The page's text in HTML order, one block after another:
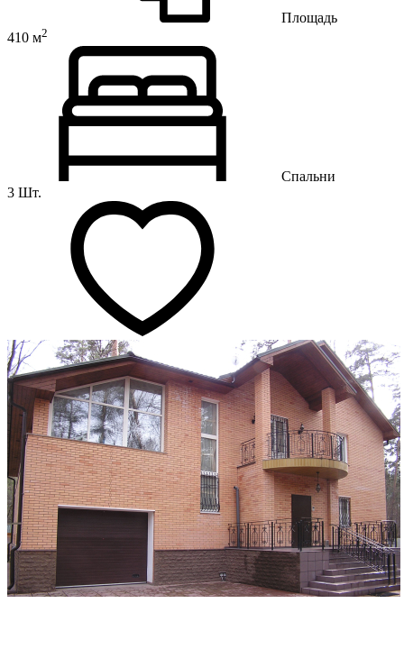
Площадь
410 м2
Спальни
3 Шт.